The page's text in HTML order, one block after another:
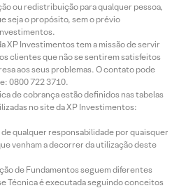
ou redistribuição para qualquer pessoa,
seja o propósito, sem o prévio
XP Investimentos tem a missão de servir
clientes que não se sentirem satisfeitos
aos seus problemas. O contato pode
0800 722 3710.
de cobrança estão definidos nas tabelas
no site da XP Investimentos:
qualquer responsabilidade por quaisquer
venham a decorrer da utilização deste
de Fundamentos seguem diferentes
Técnica é executada seguindo conceitos